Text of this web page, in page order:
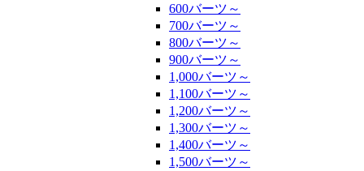
600バーツ～
700バーツ～
800バーツ～
900バーツ～
1,000バーツ～
1,100バーツ～
1,200バーツ～
1,300バーツ～
1,400バーツ～
1,500バーツ～